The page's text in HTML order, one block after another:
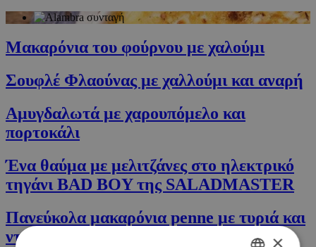
Μακαρόνια του φούρνου με χαλούμι
Σουφλέ Φλαούνας με χαλλούμι και αναρή
Αμυγδαλωτά με χαρουπόμελο και
πορτοκάλι
Ένα θαύμα με μελιτζάνες στο ηλεκτρικό
τηγάνι BAD BOY της SALADMASTER
Πανεύκολα μακαρόνια penne με τυριά και
ντομάτα